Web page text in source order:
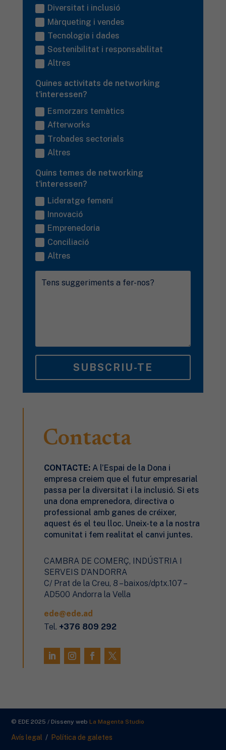
Diversitat i inclusió
Màrqueting i vendes
Tecnologia i dades
Sostenibilitat i responsabilitat
Altres
Quines activitats de networking
t'interessen?
Esmorzars temàtics
Afterworks
Trobades sectorials
Altres
Quins temes de networking
t'interessen?
Lideratge femení
Innovació
Emprenedoria
Conciliació
Altres
SUBSCRIU-TE
Contacta
CONTACTE:A l’Espai de la Dona i
empresa creiem que el futur empresarial
passa per la diversitat i la inclusió. Si ets
una dona emprenedora, directiva o
professional amb ganes de créixer,
aquest és el teu lloc. Uneix-te a la nostra
comunitat i fem realitat el canvi juntes.
CAMBRA DE COMERÇ, INDÚSTRIA I
SERVEIS D’ANDORRA
C/ Prat de la Creu, 8 – baixos/dptx.107 –
AD500 Andorra la Vella
ede@ede.ad
Tel. +376 809 292
© EDE 2025 / Disseny web La Magenta Studio
Avís legal / Política de galetes